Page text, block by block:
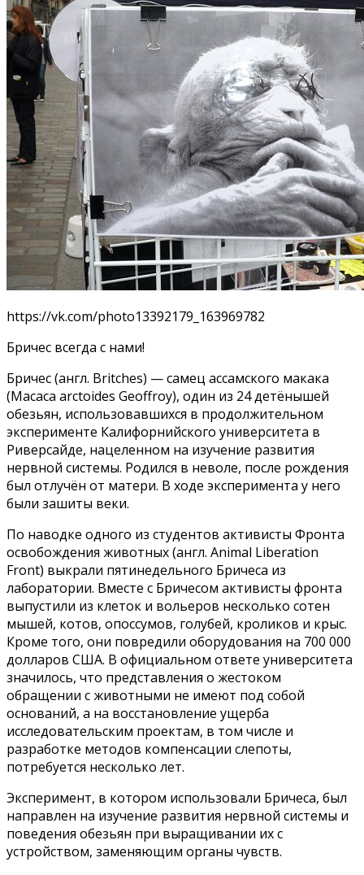
https://vk.com/photo13392179_163969782
Бричес всегда с нами!
Бричес (англ. Britches) — самец ассамского макака
(Macaca arctoides Geoffroy), один из 24 детёнышей
обезьян, использовавшихся в продолжительном
эксперименте Калифорнийского университета в
Риверсайде, нацеленном на изучение развития
нервной системы. Родился в неволе, после рождения
был отлучён от матери. В ходе эксперимента у него
были зашиты веки.
По наводке одного из студентов активисты Фронта
освобождения животных (англ. Animal Liberation
Front) выкрали пятинедельного Бричеса из
лаборатории. Вместе с Бричесом активисты фронта
выпустили из клеток и вольеров несколько сотен
мышей, котов, опоссумов, голубей, кроликов и крыс.
Кроме того, они повредили оборудования на 700 000
долларов США. В официальном ответе университета
значилось, что представления о жестоком
обращении с животными не имеют под собой
оснований, а на восстановление ущерба
исследовательским проектам, в том числе и
разработке методов компенсации слепоты,
потребуется несколько лет.
Эксперимент, в котором использовали Бричеса, был
направлен на изучение развития нервной системы и
поведения обезьян при выращивании их с
устройством, заменяющим органы чувств.